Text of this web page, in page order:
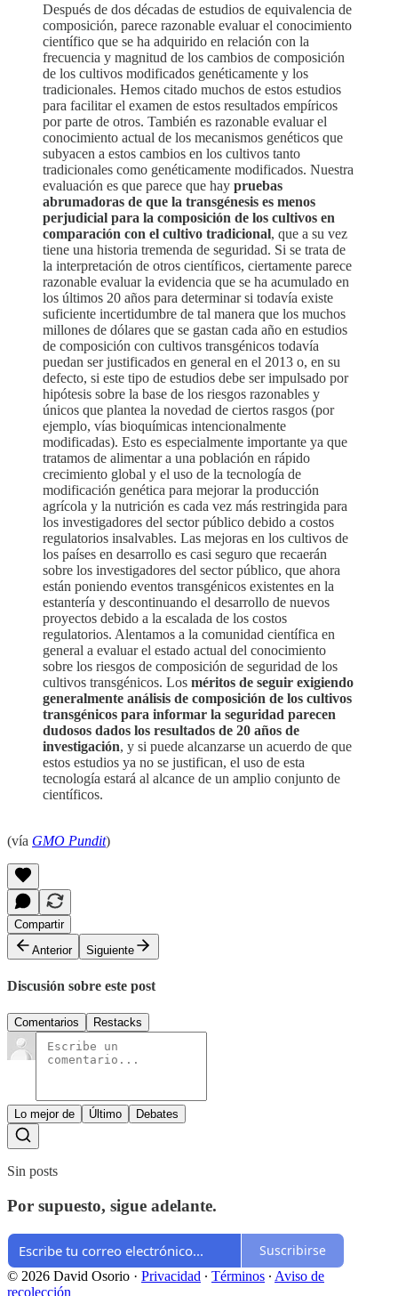
Después de dos décadas de estudios de equivalencia de
composición, parece razonable evaluar el conocimiento
científico que se ha adquirido en relación con la
frecuencia y magnitud de los cambios de composición
de los cultivos modificados genéticamente y los
tradicionales. Hemos citado muchos de estos estudios
para facilitar el examen de estos resultados empíricos
por parte de otros. También es razonable evaluar el
conocimiento actual de los mecanismos genéticos que
subyacen a estos cambios en los cultivos tanto
tradicionales como genéticamente modificados. Nuestra
evaluación es que parece que hay pruebas
abrumadoras de que la transgénesis es menos
perjudicial para la composición de los cultivos en
comparación con el cultivo tradicional, que a su vez
tiene una historia tremenda de seguridad. Si se trata de
la interpretación de otros científicos, ciertamente parece
razonable evaluar la evidencia que se ha acumulado en
los últimos 20 años para determinar si todavía existe
suficiente incertidumbre de tal manera que los muchos
millones de dólares que se gastan cada año en estudios
de composición con cultivos transgénicos todavía
puedan ser justificados en general en el 2013 o, en su
defecto, si este tipo de estudios debe ser impulsado por
hipótesis sobre la base de los riesgos razonables y
únicos que plantea la novedad de ciertos rasgos (por
ejemplo, vías bioquímicas intencionalmente
modificadas). Esto es especialmente importante ya que
tratamos de alimentar a una población en rápido
crecimiento global y el uso de la tecnología de
modificación genética para mejorar la producción
agrícola y la nutrición es cada vez más restringida para
los investigadores del sector público debido a costos
regulatorios insalvables. Las mejoras en los cultivos de
los países en desarrollo es casi seguro que recaerán
sobre los investigadores del sector público, que ahora
están poniendo eventos transgénicos existentes en la
estantería y descontinuando el desarrollo de nuevos
proyectos debido a la escalada de los costos
regulatorios. Alentamos a la comunidad científica en
general a evaluar el estado actual del conocimiento
sobre los riesgos de composición de seguridad de los
cultivos transgénicos. Los méritos de seguir exigiendo
generalmente análisis de composición de los cultivos
transgénicos para informar la seguridad parecen
dudosos dados los resultados de 20 años de
investigación, y si puede alcanzarse un acuerdo de que
estos estudios ya no se justifican, el uso de esta
tecnología estará al alcance de un amplio conjunto de
científicos.
(vía GMO Pundit)
Compartir
Anterior
Siguiente
Discusión sobre este post
Comentarios Restacks
Lo mejor de Último Debates
Sin posts
Por supuesto, sigue adelante.
Suscribirse
© 2026 David Osorio · Privacidad ∙ Términos ∙ Aviso de
recolección